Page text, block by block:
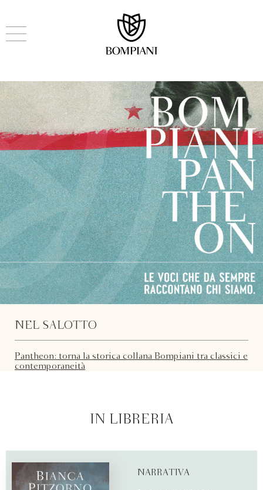
NEL SALOTTO
Pantheon: torna la storica collana Bompiani tra classici e
contemporaneità
IN LIBRERIA
NARRATIVA